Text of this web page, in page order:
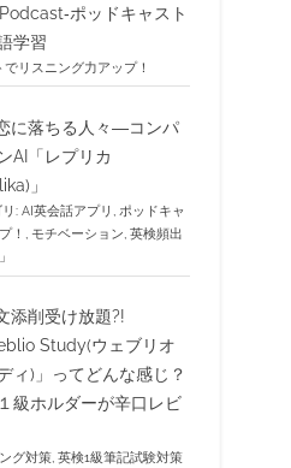
ポッドキャスト
学習
リスニング力アップ！
に落ちる人々―コンパ
AI「レプリカ
」
: AI英会話アプリ , ポッドキャ
！ , モチベーション, 英検頻出
添削受け放題?!
Study(ウェブリオ
ィ)」ってどんな感じ？
級ホルダーが辛口レビ
グ対策, 英検1級筆記試験対策